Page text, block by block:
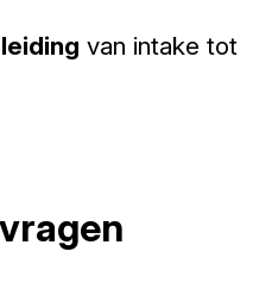
van intake tot